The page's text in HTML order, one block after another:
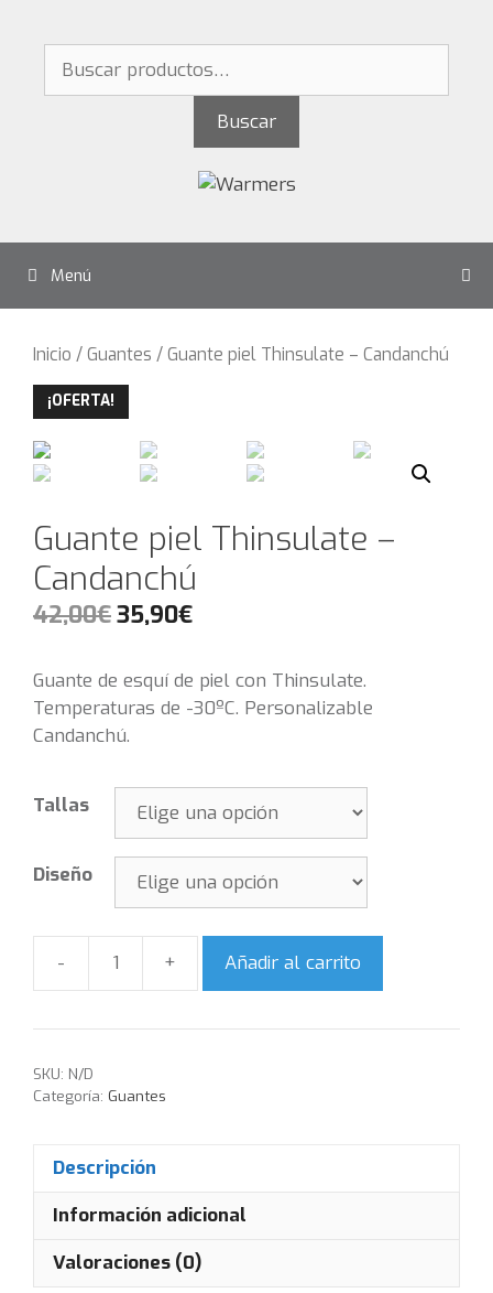
contenido
Buscar
por:
Buscar
Menú
Inicio /Guantes / Guante piel Thinsulate – Candanchú
¡OFERTA!
Guante piel Thinsulate –
Candanchú
42,00€35,90€
Guante de esquí de piel con Thinsulate.
Temperaturas de -30ºC. Personalizable
Candanchú.
Tallas
Diseño
Cantidad
Añadir al carrito
SKU: N/D
Categoría: Guantes
Descripción
Información adicional
Valoraciones (0)